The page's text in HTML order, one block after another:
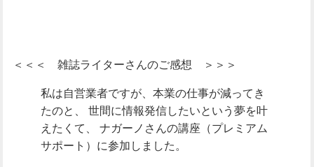
＜＜＜ 雑誌ライターさんのご感想 ＞＞＞
私は自営業者ですが、本業の仕事が減ってき
たのと、
世間に情報発信したいという夢を叶
えたくて、
ナガーノさんの講座（プレミアム
サポート）に参加しました。